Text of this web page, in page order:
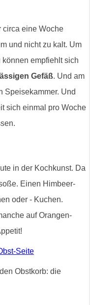
circa eine Woche
und nicht zu kalt. Um
empfiehlt sich
Gefäß. Und am
Speisekammer. Und
sich einmal pro Woche
in der Kochkunst. Da
Einen Himbeer-
oder - Kuchen.
auf Orangen-
Seite